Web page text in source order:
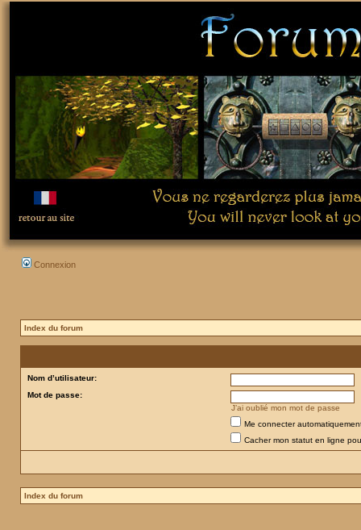
Connexion
Index du forum
Nom d’utilisateur:
Mot de passe:
J’ai oublié mon mot de passe
Me connecter
Cacher mon statut en ligne
Index du forum